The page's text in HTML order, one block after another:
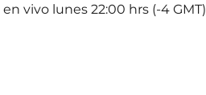
en vivo lunes 22:00 hrs (-4 GMT)